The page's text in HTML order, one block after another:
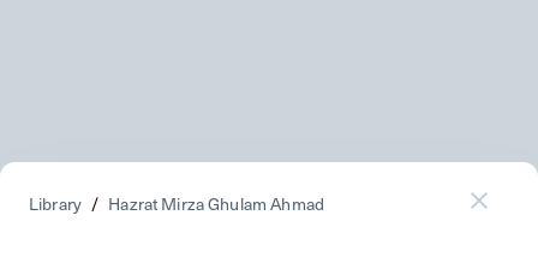
Library / Hazrat Mirza Ghulam Ahmad